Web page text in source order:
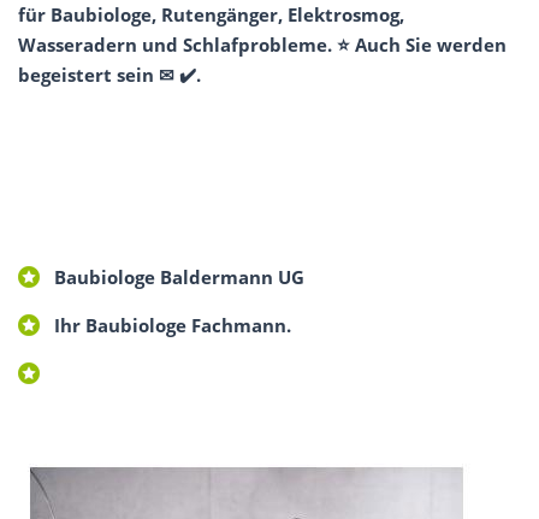
für Baubiologe, Rutengänger, Elektrosmog,
Wasseradern und Schlafprobleme. ⭐ Auch Sie werden
begeistert sein ✉ ✔️.
Baubiologe Baldermann UG
Ihr Baubiologe Fachmann.